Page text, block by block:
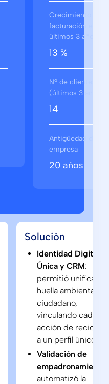
Crecimiento en
facturación en los
últimos 3 años
13 %
Nº de clientes
(últimos 3 años)
14
Antigüedad de la
empresa
20 años
Solución
Identidad Digital
Única y CRM:
permitió unificar la
huella ambiental del
ciudadano,
vinculando cada
acción de reciclaje
a un perfil único.
Validación de
empadronamiento
automatizó la